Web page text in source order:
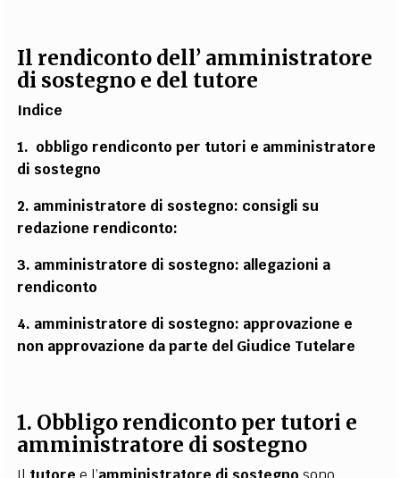
Il rendiconto dell’ amministratore
di sostegno e del tutore
Indice
1. obbligo rendiconto per tutori e amministratore
di sostegno
2. amministratore di sostegno: consigli su
redazione rendiconto:
3. amministratore di sostegno: allegazioni a
rendiconto
4. amministratore di sostegno: approvazione e
non approvazione da parte del Giudice Tutelare
1. Obbligo rendiconto per tutori e
amministratore di sostegno